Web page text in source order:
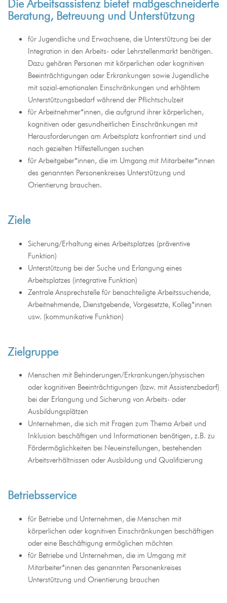
Beratung, Betreuung und Unterstützung
für Jugendliche und Erwachsene, die Unterstützung bei der
Integration in den Arbeits- oder Lehrstellenmarkt benötigen.
Dazu gehören Personen mit körperlichen oder kognitiven
Beeinträchtigungen oder Erkrankungen sowie Jugendliche
mit sozial-emotionalen Einschränkungen und erhöhtem
Unterstützungsbedarf während der Pflichtschulzeit
für Arbeitnehmer*innen, die aufgrund ihrer körperlichen,
kognitiven oder gesundheitlichen Einschränkungen mit
Herausforderungen am Arbeitsplatz konfrontiert sind und
nach gezielten Hilfestellungen suchen
für Arbeitgeber*innen, die im Umgang mit Mitarbeiter*innen
des genannten Personenkreises Unterstützung und
Orientierung brauchen.
Ziele
Sicherung/Erhaltung eines Arbeitsplatzes (präventive
Funktion)
Unterstützung bei der Suche und Erlangung eines
Arbeitsplatzes (integrative Funktion)
Zentrale Ansprechstelle für benachteiligte Arbeitssuchende,
Arbeitnehmende, Dienstgebende, Vorgesetzte, Kolleg*innen
usw. (kommunikative Funktion)
Zielgruppe
Menschen mit Behinderungen/Erkrankungen/physischen
oder kognitiven Beeinträchtigungen (bzw. mit Assistenzbedarf)
bei der Erlangung und Sicherung von Arbeits- oder
Ausbildungsplätzen
Unternehmen, die sich mit Fragen zum Thema Arbeit und
Inklusion beschäftigen und Informationen benötigen, z.B. zu
Fördermöglichkeiten bei Neueinstellungen, bestehenden
Arbeitsverhältnissen oder Ausbildung und Qualifizierung
Betriebsservice
für Betriebe und Unternehmen, die Menschen mit
körperlichen oder kognitiven Einschränkungen beschäftigen
oder eine Beschäftigung ermöglichen möchten
für Betriebe und Unternehmen, die im Umgang mit
Mitarbeiter*innen des genannten Personenkreises
Unterstützung und Orientierung brauchen